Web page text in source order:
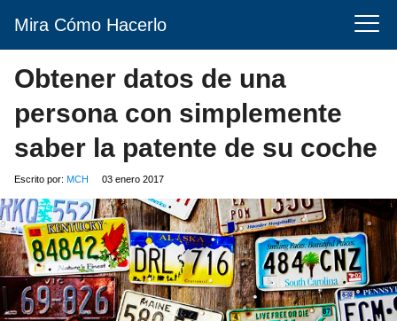
Mira Cómo Hacerlo
Obtener datos de una
persona con simplemente
saber la patente de su coche
Escrito por: MCH 03 enero 2017